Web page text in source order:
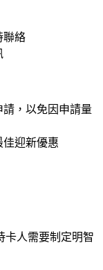
聯絡
，以免因申請量
迎新優惠
卡人需要制定明智